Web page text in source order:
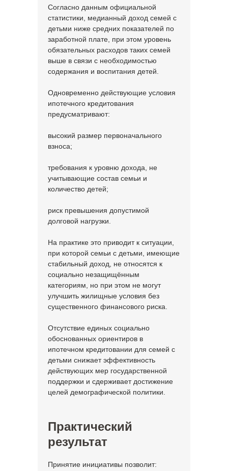
Согласно данным официальной
статистики, медианный доход семей с
детьми ниже средних показателей по
заработной плате, при этом уровень
обязательных расходов таких семей
выше в связи с необходимостью
содержания и воспитания детей.
Одновременно действующие условия
ипотечного кредитования
предусматривают:
высокий размер первоначального
взноса;
требования к уровню дохода, не
учитывающие состав семьи и
количество детей;
риск превышения допустимой
долговой нагрузки.
На практике это приводит к ситуации,
при которой семьи с детьми, имеющие
стабильный доход, не относятся к
социально незащищённым
категориям, но при этом не могут
улучшить жилищные условия без
существенного финансового риска.
Отсутствие единых социально
обоснованных ориентиров в
ипотечном кредитовании для семей с
детьми снижает эффективность
действующих мер государственной
поддержки и сдерживает достижение
целей демографической политики.
Практический
результат
Принятие инициативы позволит: